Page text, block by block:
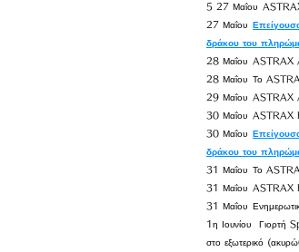
5 27 Μαΐου
27 Μαΐου
δράκου του
28 Μαΐου
ASTRAX
28 Μαΐου Το
29 Μαΐου
ASTRAX
30 Μαΐου
ASTRAX
30 Μαΐου
δράκου του
31 Μαΐου Το
31 Μαΐου
ASTRAX
31 Μαΐου
1η Ιουνίου
Γιορτή
στο εξωτερικό